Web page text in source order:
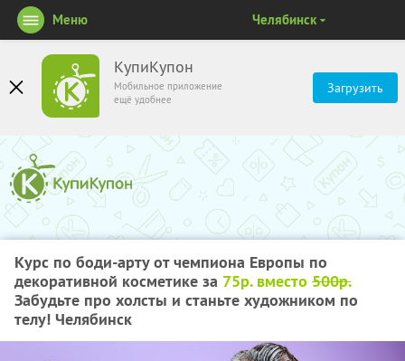
КупиКупон
Мобильное приложение
ещё удобнее
Загрузить
Меню Челябинск
Курс по боди-арту от чемпиона Европы по
декоративной косметике за 75р. вместо 500р.
Забудьте про холсты и станьте художником по
телу! Челябинск